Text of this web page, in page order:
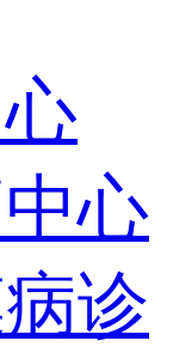
心
诊